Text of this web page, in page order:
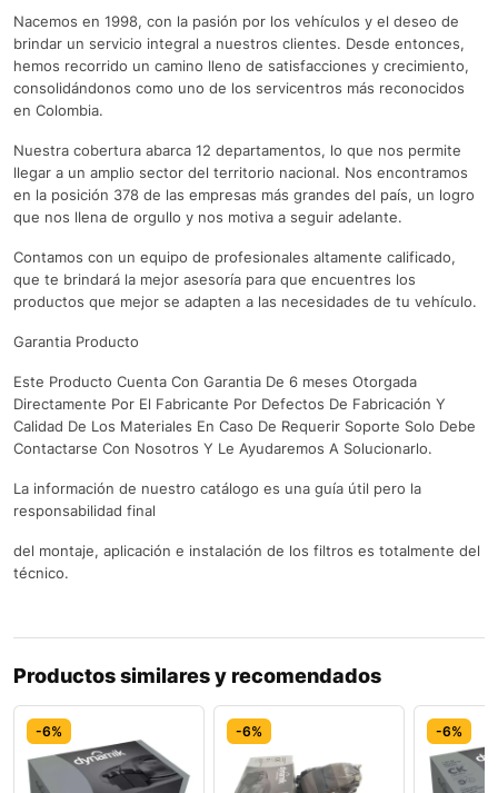
Nacemos en 1998, con la pasión por los vehículos y el deseo de
brindar un servicio integral a nuestros clientes. Desde entonces,
hemos recorrido un camino lleno de satisfacciones y crecimiento,
consolidándonos como uno de los servicentros más reconocidos
en Colombia.
Nuestra cobertura abarca 12 departamentos, lo que nos permite
llegar a un amplio sector del territorio nacional. Nos encontramos
en la posición 378 de las empresas más grandes del país, un logro
que nos llena de orgullo y nos motiva a seguir adelante.
Contamos con un equipo de profesionales altamente calificado,
que te brindará la mejor asesoría para que encuentres los
productos que mejor se adapten a las necesidades de tu vehículo.
Garantia Producto
Este Producto Cuenta Con Garantia De 6 meses Otorgada
Directamente Por El Fabricante Por Defectos De Fabricación Y
Calidad De Los Materiales En Caso De Requerir Soporte Solo Debe
Contactarse Con Nosotros Y Le Ayudaremos A Solucionarlo.
La información de nuestro catálogo es una guía útil pero la
responsabilidad final
del montaje, aplicación e instalación de los filtros es totalmente del
técnico.
Productos similares y recomendados
-6% -6% -6%